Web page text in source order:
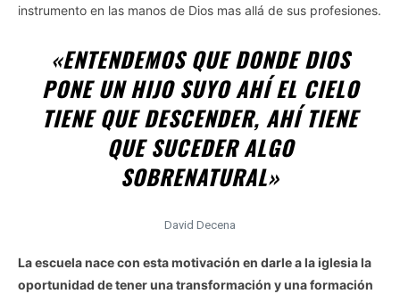
instrumento en las manos de Dios mas allá de sus profesiones.
«ENTENDEMOS QUE DONDE DIOS
PONE UN HIJO SUYO AHÍ EL CIELO
TIENE QUE DESCENDER, AHÍ TIENE
QUE SUCEDER ALGO
SOBRENATURAL»
David Decena
La escuela nace con esta motivación en darle a la iglesia la
oportunidad de tener una transformación y una formación